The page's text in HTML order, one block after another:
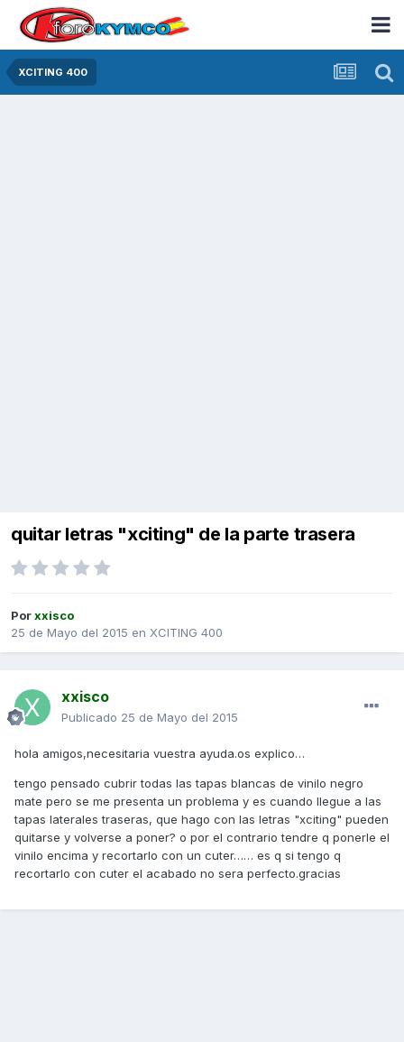
XCITING 400
quitar letras "xciting" de la parte trasera
Porxxisco
25 de Mayo del 2015 en XCITING 400
xxisco
Publicado 25 de Mayo del 2015
hola amigos,necesitaria vuestra ayuda.os explico…
tengo pensado cubrir todas las tapas blancas de vinilo negro
mate pero se me presenta un problema y es cuando llegue a las
tapas laterales traseras, que hago con las letras "xciting" pueden
quitarse y volverse a poner? o por el contrario tendre q ponerle el
vinilo encima y recortarlo con un cuter…… es q si tengo q
recortarlo con cuter el acabado no sera perfecto.gracias